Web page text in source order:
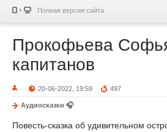
Полная версия сайта
Прокофьева
капитанов
20-06-2022, 19:59 497
Аудиосказки 🎧
Повесть-сказка об удивительном